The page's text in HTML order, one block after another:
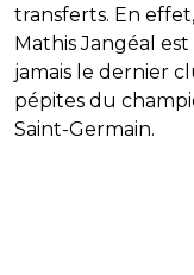
transferts. En
Mathis Jangéal
jamais le dernier
pépites du
Saint-Germain.